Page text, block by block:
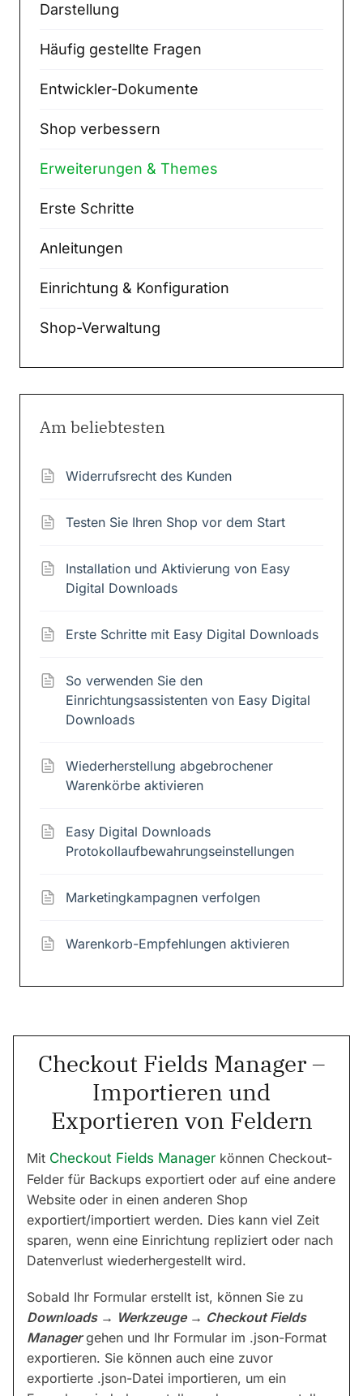
Darstellung
Häufig gestellte Fragen
Entwickler-Dokumente
Shop verbessern
Erweiterungen & Themes
Erste Schritte
Anleitungen
Einrichtung & Konfiguration
Shop-Verwaltung
Am beliebtesten
Widerrufsrecht des Kunden
Testen Sie Ihren Shop vor dem Start
Installation und Aktivierung von Easy
Digital Downloads
Erste Schritte mit Easy Digital Downloads
So verwenden Sie den
Einrichtungsassistenten von Easy Digital
Downloads
Wiederherstellung abgebrochener
Warenkörbe aktivieren
Easy Digital Downloads
Protokollaufbewahrungseinstellungen
Marketingkampagnen verfolgen
Warenkorb-Empfehlungen aktivieren
Checkout Fields Manager –
Importieren und
Exportieren von Feldern
Mit Checkout Fields Manager können Checkout-
Felder für Backups exportiert oder auf eine andere
Website oder in einen anderen Shop
exportiert/importiert werden. Dies kann viel Zeit
sparen, wenn eine Einrichtung repliziert oder nach
Datenverlust wiederhergestellt wird.
Sobald Ihr Formular erstellt ist, können Sie zu
Downloads → Werkzeuge → Checkout Fields
Managergehen und Ihr Formular im .json-Format
exportieren. Sie können auch eine zuvor
exportierte .json-Datei importieren, um ein